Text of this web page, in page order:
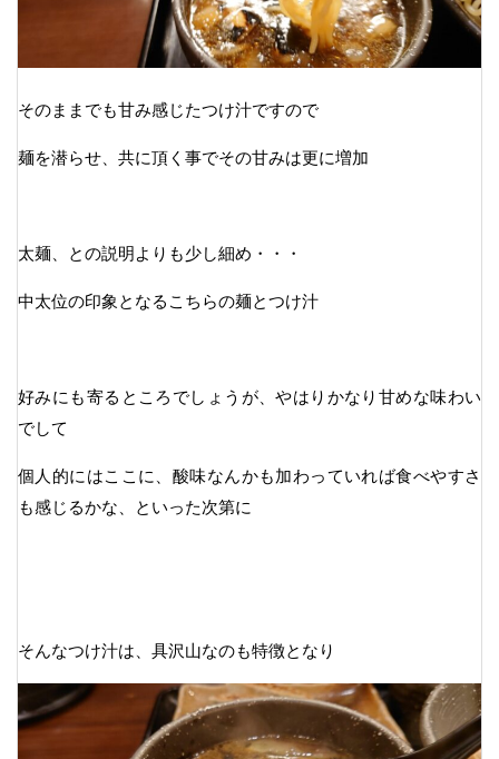
そのままでも甘み感じたつけ汁ですので
麺を潜らせ、共に頂く事でその甘みは更に増加
太麺、との説明よりも少し細め・・・
中太位の印象となるこちらの麺とつけ汁
好みにも寄るところでしょうが、やはりかなり甘めな味わい
でして
個人的にはここに、酸味なんかも加わっていれば食べやすさ
も感じるかな、といった次第に
そんなつけ汁は、具沢山なのも特徴となり